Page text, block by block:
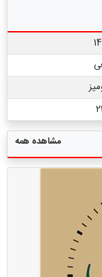
مشاهده همه